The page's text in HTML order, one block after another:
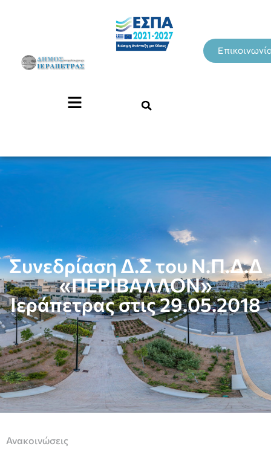
Συνεδρίαση Δ.Σ του Ν.Π.Δ.Δ
«ΠΕΡΙΒΑΛΛΟΝ»
Ιεράπετρας στις 29.05.2018
Ανακοινώσεις